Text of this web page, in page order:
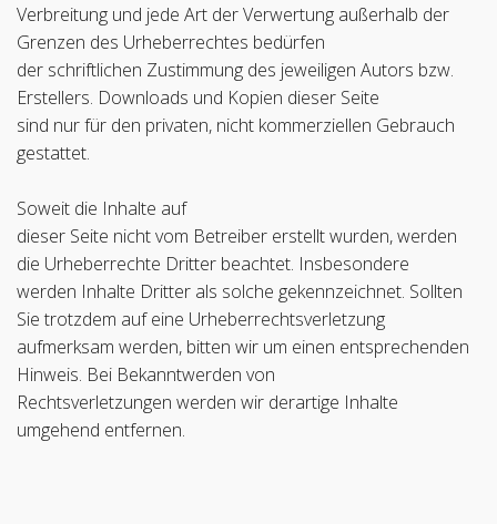
Verbreitung und jede Art der Verwertung außerhalb der
Grenzen des Urheberrechtes bedürfen
der schriftlichen Zustimmung des jeweiligen Autors bzw.
Erstellers. Downloads und Kopien dieser Seite
sind nur für den privaten, nicht kommerziellen Gebrauch
gestattet.
Soweit die Inhalte auf
dieser Seite nicht vom Betreiber erstellt wurden, werden
die Urheberrechte Dritter beachtet. Insbesondere
werden Inhalte Dritter als solche gekennzeichnet. Sollten
Sie trotzdem auf eine Urheberrechtsverletzung
aufmerksam werden, bitten wir um einen entsprechenden
Hinweis. Bei Bekanntwerden von
Rechtsverletzungen werden wir derartige Inhalte
umgehend entfernen.